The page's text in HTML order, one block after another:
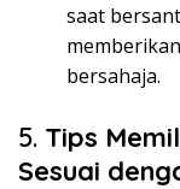
saat
bersahaja.
5. Tips
Sesuai